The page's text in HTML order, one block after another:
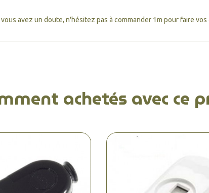
avez un doute, n'hésitez pas à commander 1m pour faire vos
achetés avec ce